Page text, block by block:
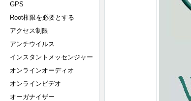
GPS
Root権限を必要とする
アクセス制限
アンチウイルス
インスタントメッセンジャー
オンラインオーディオ
オンラインビデオ
オーガナイザー